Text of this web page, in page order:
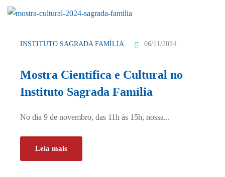
INSTITUTO SAGRADA FAMÍLIA 06/11/2024
Mostra Científica e Cultural no
Instituto Sagrada Família
No dia 9 de novembro, das 11h às 15h, nossa...
Leia mais